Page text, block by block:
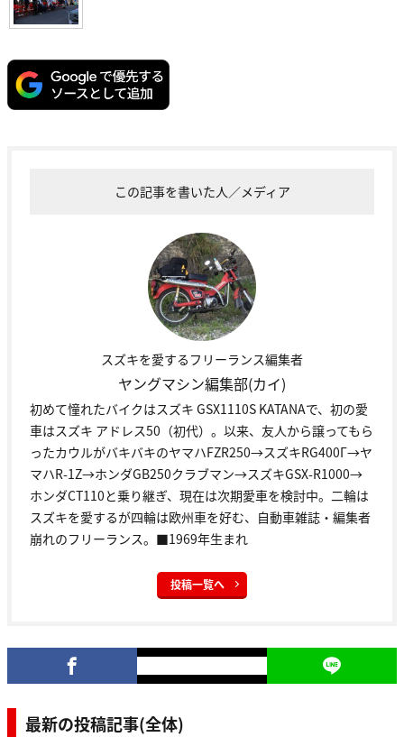
この記事を書いた人／メディア
スズキを愛するフリーランス編集者
ヤングマシン編集部(カイ)
初めて憧れたバイクはスズキ GSX1110S KATANAで、初の愛
車はスズキ アドレス50（初代）。以来、友人から譲ってもら
ったカウルがバキバキのヤマハFZR250→スズキRG400Γ→ヤ
マハR-1Z→ホンダGB250クラブマン→スズキGSX-R1000→
ホンダCT110と乗り継ぎ、現在は次期愛車を検討中。二輪は
スズキを愛するが四輪は欧州車を好む、自動車雑誌・編集者
崩れのフリーランス。■1969年生まれ
投稿一覧へ
最新の投稿記事(全体)